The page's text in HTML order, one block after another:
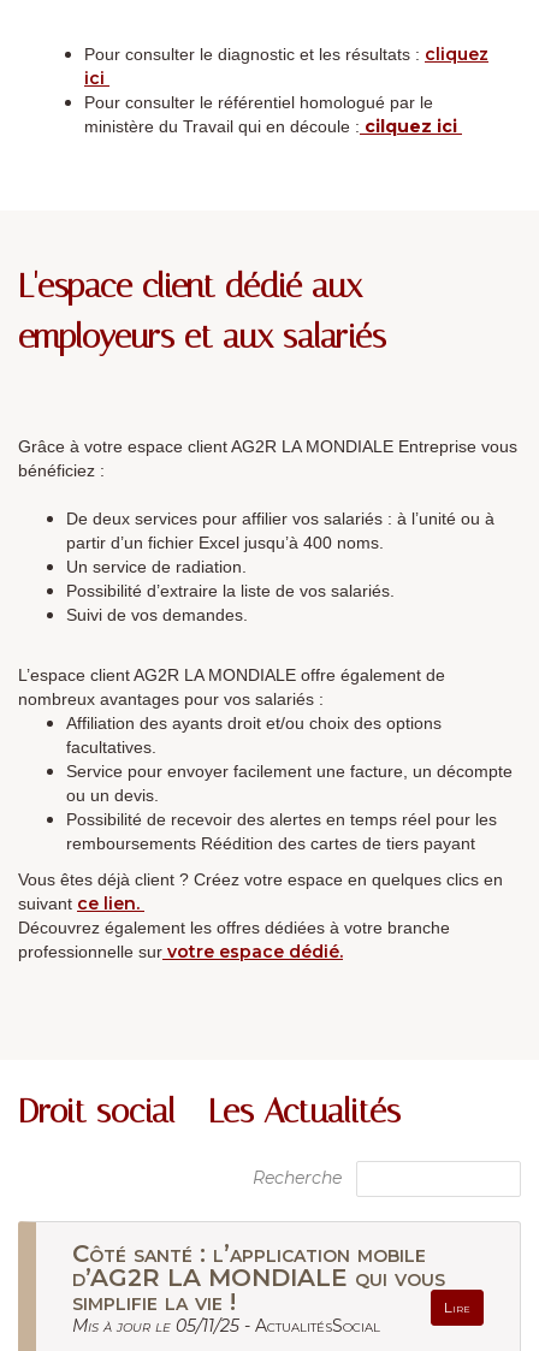
Pour consulter le diagnostic et les résultats : cliquez
ici
Pour consulter le référentiel homologué par le
ministère du Travail qui en découle : cilquez ici
L'espace client dédié aux
employeurs et aux salariés
Grâce à votre espace client AG2R LA MONDIALE Entreprise vous
bénéficiez :
De deux services pour affilier vos salariés : à l’unité ou à
partir d’un fichier Excel jusqu’à 400 noms.
Un service de radiation.
Possibilité d’extraire la liste de vos salariés.
Suivi de vos demandes.
L’espace client AG2R LA MONDIALE offre également de
nombreux avantages pour vos salariés :
Affiliation des ayants droit et/ou choix des options
facultatives.
Service pour envoyer facilement une facture, un décompte
ou un devis.
Possibilité de recevoir des alertes en temps réel pour les
remboursements Réédition des cartes de tiers payant
Vous êtes déjà client ? Créez votre espace en quelques clics en
suivant ce lien.
Découvrez également les offres dédiées à votre branche
professionnelle sur votre espace dédié.
Droit social - Les Actualités
Recherche
Côté santé : l’application mobile
d’AG2R LA MONDIALE qui vous
simplifie la vie !
Lire
Mis à jour le 05/11/25 - ActualitésSocial